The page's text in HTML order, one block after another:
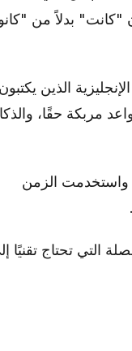
"كانت" بدلاً من
الذين يكتبون
مربكة حقًا،
واستخدمت الزمن
التي تحتاج تقنيًا